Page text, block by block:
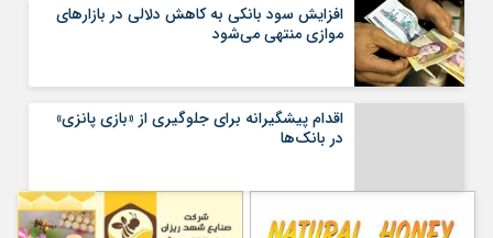
افزایش سود بانکی به کاهش دلالی در بازار‌های
موازی منتهی می‌شود
اقدام پیشگیرانه برای جلوگیری از «بازی پانزی»
در بانک‌ها